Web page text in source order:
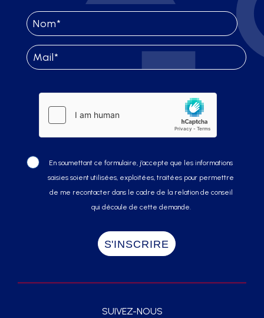
En soumettant ce formulaire, j’accepte que les informations
saisies soient utilisées, exploitées, traitées pour permettre
de me recontacter dans le cadre de la relation de conseil
qui découle de cette demande.
SUIVEZ-NOUS